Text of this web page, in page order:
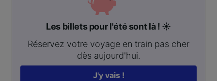
Les billets pour l'été sont là ! ☀️
Réservez votre voyage en train pas cher
dès aujourd'hui.
J'y vais !